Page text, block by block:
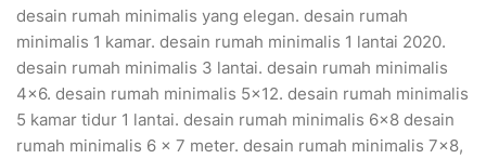
desain rumah minimalis yang elegan. desain rumah
minimalis 1 kamar. desain rumah minimalis 1 lantai 2020.
desain rumah minimalis 3 lantai. desain rumah minimalis
4×6. desain rumah minimalis 5×12. desain rumah minimalis
5 kamar tidur 1 lantai. desain rumah minimalis 6×8 desain
rumah minimalis 6 x 7 meter. desain rumah minimalis 7×8,